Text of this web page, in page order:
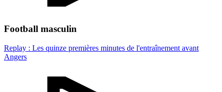
Football masculin
Replay : Les quinze premières minutes de l'entraînement avant
Angers